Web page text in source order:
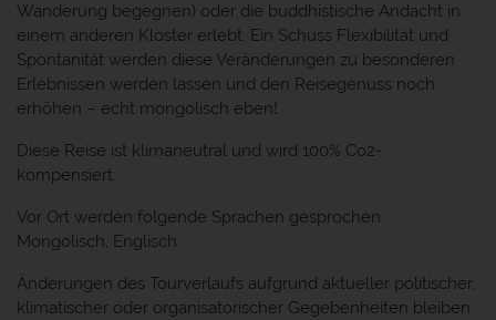
Wanderung begegnen) oder die buddhistische Andacht in
einem anderen Kloster erlebt. Ein Schuss Flexibilität und
Spontanität werden diese Veränderungen zu besonderen
Erlebnissen werden lassen und den Reisegenuss noch
erhöhen – echt mongolisch eben!
Diese Reise ist klimaneutral und wird 100% Co2-
kompensiert.
Vor Ort werden folgende Sprachen gesprochen:
Mongolisch, Englisch
Änderungen des Tourverlaufs aufgrund aktueller politischer,
klimatischer oder organisatorischer Gegebenheiten bleiben